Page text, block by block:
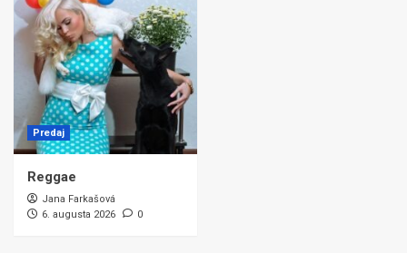
Predaj
Reggae
Jana Farkašová
6. augusta 2026
0